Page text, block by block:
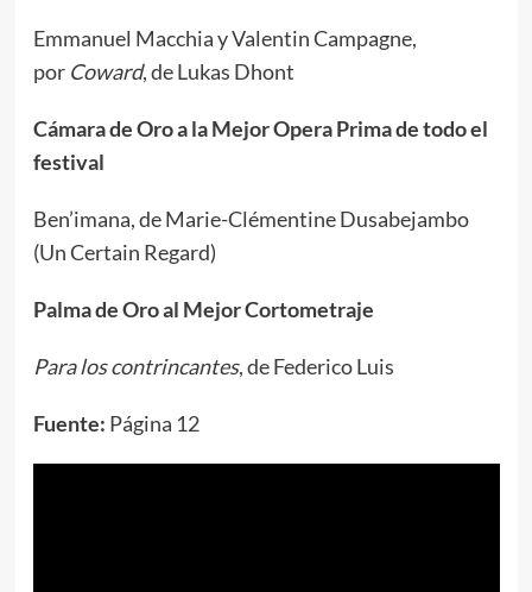
Emmanuel Macchia y Valentin Campagne,
por Coward, de Lukas Dhont
Cámara de Oro a la Mejor Opera Prima de todo el
festival
Ben’imana, de Marie-Clémentine Dusabejambo
(Un Certain Regard)
Palma de Oro al Mejor Cortometraje
Para los contrincantes, de Federico Luis
Fuente: Página 12